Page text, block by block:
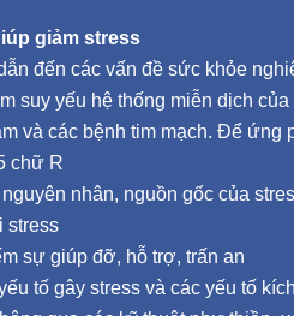
giảm stress
đến các vấn đề sức khỏe
suy yếu hệ thống miễn dịch
và các bệnh tim mạch. Để ứng
chữ R
nhân, nguồn gốc của
stress
sự giúp đỡ, hỗ trợ, trấn an
tố gây stress và các yếu tố